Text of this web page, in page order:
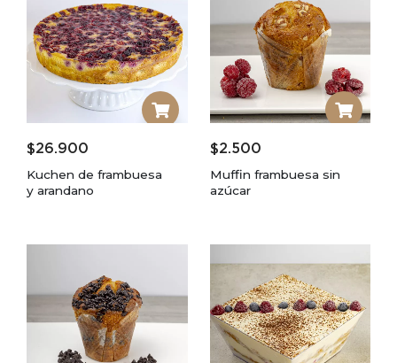
$26.900
Kuchen de frambuesa
y arandano
$2.500
Muffin frambuesa sin
azúcar